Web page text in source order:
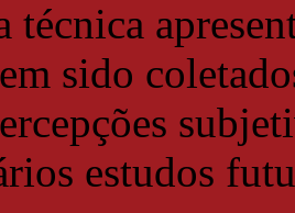
técnica
sido
estudos